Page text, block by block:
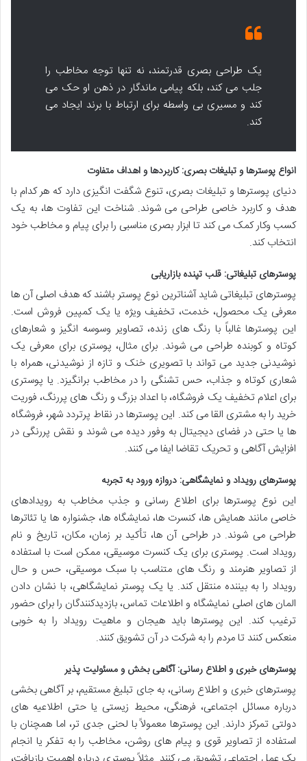
یک طراحی بصری قدرتمند، نه تنها توجه مخاطب را
جلب می کند، بلکه پیامی ماندگار در ذهن او حک می
کند و مسیری بی واسطه برای ارتباط با برند ایجاد می
کند.
انواع پوسترها و تبلیغات بصری: کاربردها و اهداف متفاوت
دنیای پوسترها و تبلیغات بصری، تنوع شگفت انگیزی دارد که هر کدام با
هدف و کاربرد خاصی طراحی می شوند. شناخت این تفاوت ها، به یک
کسب وکار کمک می کند تا ابزار بصری مناسبی را برای پیام و مخاطب خود
انتخاب کند.
پوسترهای تبلیغاتی: قلب تپنده بازاریابی
پوسترهای تبلیغاتی شاید آشناترین نوع پوستر باشند که هدف اصلی آن ها
معرفی یک محصول، خدمت، تخفیف ویژه یا یک کمپین فروش است.
این پوسترها غالباً با رنگ های زنده، تصاویر وسوسه انگیز و شعارهای
کوتاه و کوبنده طراحی می شوند. برای مثال، پوستری برای معرفی یک
نوشیدنی جدید می تواند با تصویری خنک و تازه از نوشیدنی، همراه با
شعاری کوتاه و جذاب، حس تشنگی را در مخاطب برانگیزد. یا پوستری
برای اعلام تخفیف یک فروشگاه، با اعداد بزرگ و رنگ های پررنگ، فوریت
خرید را به مشتری القا می کند. این پوسترها در نقاط پرتردد شهر، فروشگاه
ها یا حتی در فضای دیجیتال به وفور دیده می شوند و نقش پررنگی در
افزایش آگاهی و تحریک تقاضا ایفا می کنند.
پوسترهای رویداد و نمایشگاهی: دروازه ورود به تجربه
این نوع پوسترها برای اطلاع رسانی و جذب مخاطب به رویدادهای
خاصی مانند همایش ها، کنسرت ها، نمایشگاه ها، جشنواره ها یا تئاترها
طراحی می شوند. در طراحی آن ها، تأکید بر زمان، مکان، تاریخ و نام
رویداد است. پوستری برای یک کنسرت موسیقی، ممکن است با استفاده
از تصاویر هنرمند و رنگ های متناسب با سبک موسیقی، حس و حال
رویداد را به بیننده منتقل کند. یا یک پوستر نمایشگاهی، با نشان دادن
المان های اصلی نمایشگاه و اطلاعات تماس، بازدیدکنندگان را برای حضور
ترغیب کند. این پوسترها باید هیجان و ماهیت رویداد را به خوبی
منعکس کنند تا مردم را به شرکت در آن تشویق کنند.
پوسترهای خبری و اطلاع رسانی: آگاهی بخش و مسئولیت پذیر
پوسترهای خبری و اطلاع رسانی، به جای تبلیغ مستقیم، بر آگاهی بخشی
درباره مسائل اجتماعی، فرهنگی، محیط زیستی یا حتی اطلاعیه های
دولتی تمرکز دارند. این پوسترها معمولاً با لحنی جدی تر، اما همچنان با
استفاده از تصاویر قوی و پیام های روشن، مخاطب را به تفکر یا انجام